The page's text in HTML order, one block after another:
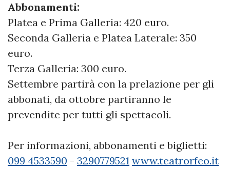
Abbonamenti:
Platea e Prima Galleria: 420 euro.
Seconda Galleria e Platea Laterale: 350
euro.
Terza Galleria: 300 euro.
Settembre partirà con la prelazione per gli
abbonati, da ottobre partiranno le
prevendite per tutti gli spettacoli.
Per informazioni, abbonamenti e biglietti:
099 4533590 - 3290779521 www.teatrorfeo.it